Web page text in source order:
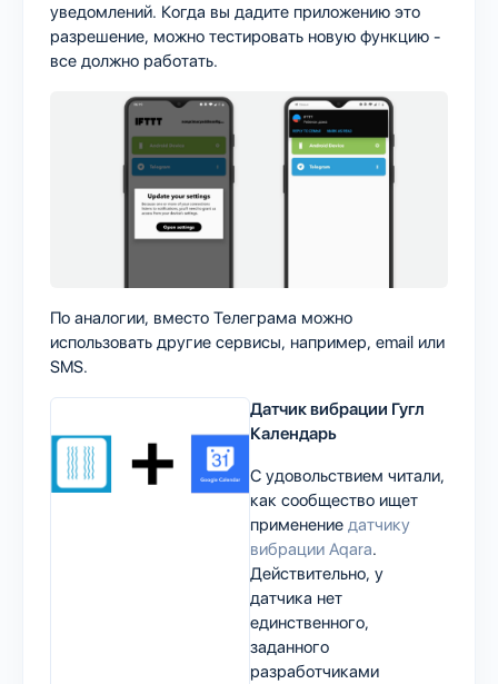
уведомлений. Когда вы дадите приложению это
разрешение, можно тестировать новую функцию -
все должно работать.
По аналогии, вместо Телеграма можно
использовать другие сервисы, например, email или
SMS.
Датчик вибрации Гугл
Календарь
С удовольствием читали,
как сообщество ищет
применение датчику
вибрации Aqara.
Действительно, у
датчика нет
единственного,
заданного
разработчиками